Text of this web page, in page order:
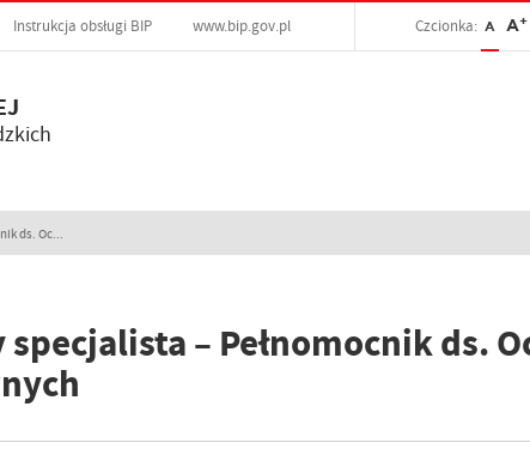
Instrukcja obsługi BIP www.bip.gov.pl Czcionka: A A+
ds. Oc...
specjalista – Pełnomocnik ds.